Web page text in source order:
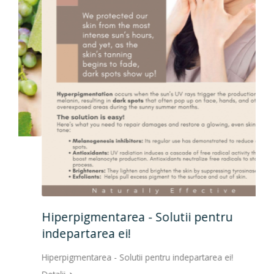
Hiperpigmentarea - Solutii pentru
indepartarea ei!
Hiperpigmentarea - Solutii pentru indepartarea ei!